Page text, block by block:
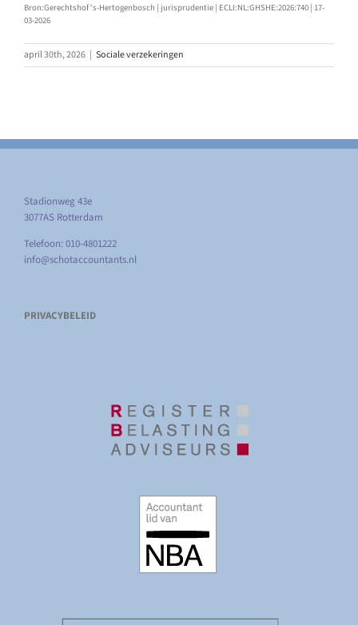
Bron:Gerechtshof ‘s-Hertogenbosch | jurisprudentie | ECLI:NL:GHSHE:2026:740 | 17-
03-2026
april 30th, 2026 | Sociale verzekeringen
Stadionweg 43e
3077AS Rotterdam
Telefoon: 010-4801222
info@schotaccountants.nl
PRIVACYBELEID